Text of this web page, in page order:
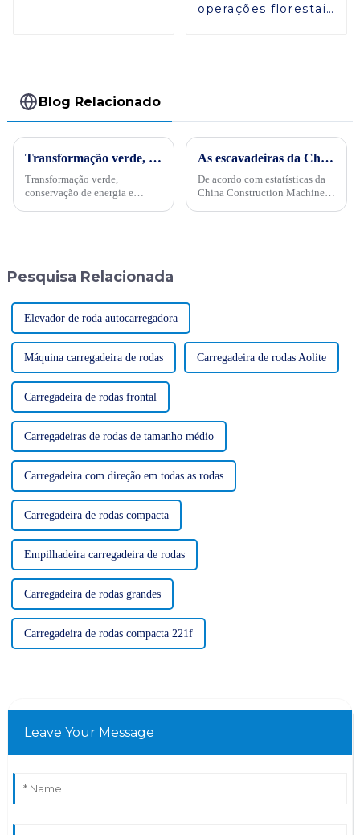
operações florestais
Blog Relacionado
Transformação verde, conservação de energia e trabalho árduoPor ocasião da “34ª Semana Publicitária de Conservação de Energia” nacional de 2024, no dia 15 de maio, empresas internacionais realizaram projetos de energia
Transformação verde,
conservação de energia e
As escavadeiras da China ganham popularidade no exterior com um aumento significativo nos pedidos
De acordo com estatísticas da
China Construction Machinery
Pesquisa Relacionada
Elevador de roda autocarregadora
Máquina carregadeira de rodas Carregadeira de rodas Aolite
Carregadeira de rodas frontal
Carregadeiras de rodas de tamanho médio
Carregadeira com direção em todas as rodas
Carregadeira de rodas compacta
Empilhadeira carregadeira de rodas
Carregadeira de rodas grandes
Carregadeira de rodas compacta 221f
Leave Your Message